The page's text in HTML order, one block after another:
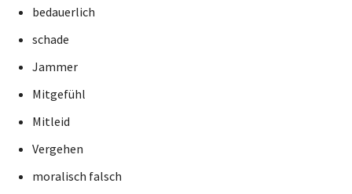
bedauerlich
schade
Jammer
Mitgefühl
Mitleid
Vergehen
moralisch falsch